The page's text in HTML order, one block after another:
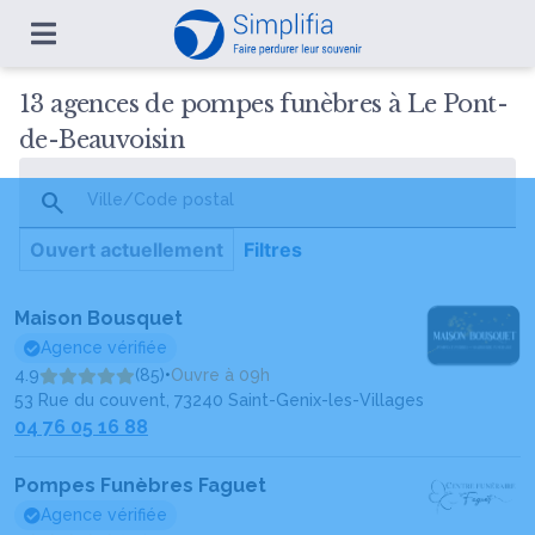
13 agences de pompes funèbres à Le Pont-
de-Beauvoisin
Ville/Code postal
Ouvert actuellement Filtres
Maison Bousquet
Agence vérifiée
4.9
(85)•Ouvre à 09h
53 Rue du couvent, 73240 Saint-Genix-les-Villages
04 76 05 16 88
Pompes Funèbres Faguet
Agence vérifiée